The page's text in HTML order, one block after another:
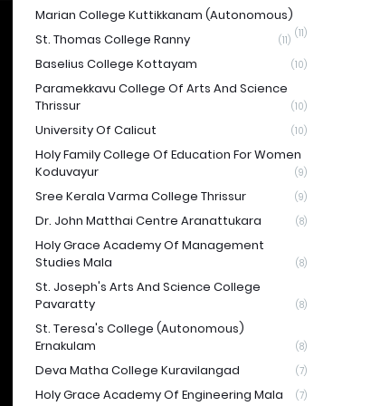
Marian College Kuttikkanam (Autonomous)
(11)
St. Thomas College Ranny (11)
Baselius College Kottayam (10)
Paramekkavu College Of Arts And Science
Thrissur
(10)
University Of Calicut (10)
Holy Family College Of Education For Women
Koduvayur
(9)
Sree Kerala Varma College Thrissur (9)
Dr. John Matthai Centre Aranattukara (8)
Holy Grace Academy Of Management
Studies Mala
(8)
St. Joseph's Arts And Science College
Pavaratty
(8)
St. Teresa's College (Autonomous)
Ernakulam
(8)
Deva Matha College Kuravilangad (7)
Holy Grace Academy Of Engineering Mala (7)